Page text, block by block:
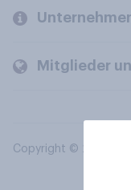
Mitglieder
Copyright © 2026